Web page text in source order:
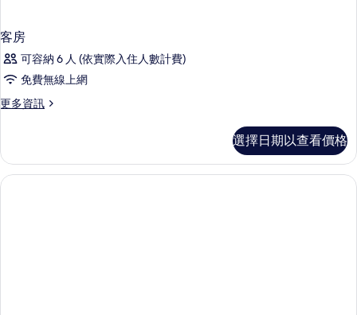
入
住)
的
所
片
登
入
住)
詳
客房
可容納 6 人 (依實際入住人數計費)
免費無線上網
更多資訊
更
的
詳
情
選擇日期以查看價格